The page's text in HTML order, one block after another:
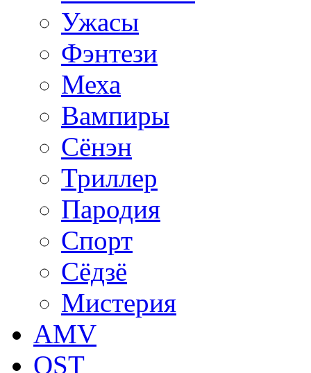
Ужасы
Фэнтези
Меха
Вампиры
Сёнэн
Триллер
Пародия
Спорт
Сёдзё
Мистерия
AMV
OST